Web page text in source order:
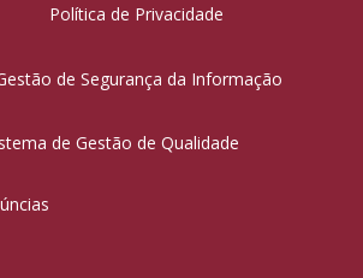
Política de Privacidade
de Segurança da Informação
de Gestão de Qualidade